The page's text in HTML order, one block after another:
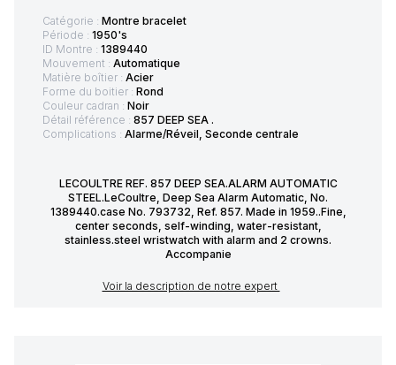
Catégorie : Montre bracelet
Période : 1950's
ID Montre : 1389440
Mouvement : Automatique
Matière boîtier : Acier
Forme du boitier : Rond
Couleur cadran : Noir
Détail référence : 857 DEEP SEA .
Complications : Alarme/Réveil, Seconde centrale
LECOULTRE REF. 857 DEEP SEA.ALARM AUTOMATIC
STEEL.LeCoultre, Deep Sea Alarm Automatic, No.
1389440.case No. 793732, Ref. 857. Made in 1959..Fine,
center seconds, self-winding, water-resistant,
stainless.steel wristwatch with alarm and 2 crowns.
Accompanie
Voir la description de notre expert